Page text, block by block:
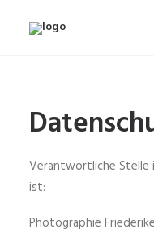
KONTAKT
DATENSCHUTZHINWEIS
Verantwortliche Stelle
ist:
Photographie